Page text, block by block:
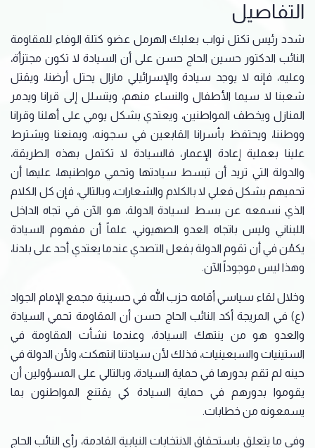
التفاصيل
شدد رئيس تكتل نواب بعلبك الهرمل عضو كتلة الوفاء للمقاومة
النائب الدكتور حسين الحاج حسن على أن السيادة لا تكون مجتزأة،
وعليه، فإنه لا يوجد سيادة والإسرائيلي مازال يحتل أرضنا، ويقتل
شعبنا لا سيما الأطفال والنساء منهم، ويتسلل إلى قرانا ويدمر
المنازل ويخطف المواطنين، ويعتدي بشكل يومي على أهلنا وقرانا
ووطننا، ويحتفظ بأسرانا القابعين في سجونه، ويمنعنا ويشترط
علينا بعملية إعادة الإعمار، فالسيادة لا تكتمل بهذه الطريقة،
والدولة التي تريد أن تبسط سيادتها وتحمي مواطنيها، عليها أن
تحميهم بشكل فعلي لا بالكلام والشعارات، وبالتالي، فإن كل الكلام
الذي نسمعه عن بسط لسيادة الدولة، هو الآن في تجاه الداخل
اللبناني وليس باتجاه العدو الصهيوني، علماً أن مفهوم السيادة
يكمُن في أن تقوم الدولة بفعل التصدي عندما يعتدي أحد على بلدنا،
وهذا ليس موجوداً الآن.
وخلال لقاء سياسي أقامه حزب الله في حسينية مجمع الإمام الجواد
(ع) في المريجة أكد النائب الحاج حسن أن المقاومة تحمي السيادة
والعدو هو من ينتهك السيادة، وعندما نشأت المقاومة في
الستينيات والسبعينيات، فذلك لأن سيادتنا انتهكت، ولأن الدولة في
حينه لم تقم بدورها في حماية السيادة، وبالتالي على المسؤولين أن
يقوموا بدورهم في حماية السيادة كي يقتنع المواطنون بما
يسمعونه من خطابات.
وفي ما يتعلق باستحقاق الانتخابات النيابية القادمة، رأى النائب الحاج